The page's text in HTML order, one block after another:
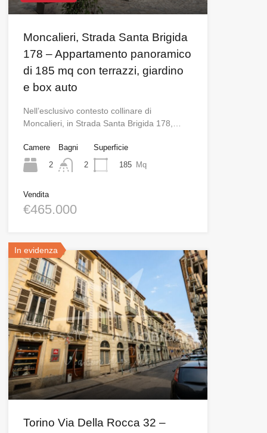
Moncalieri, Strada Santa Brigida
178 – Appartamento panoramico
di 185 mq con terrazzi, giardino
e box auto
Nell’esclusivo contesto collinare di
Moncalieri, in Strada Santa Brigida 178,…
Camere
2
Bagni
2
Superficie
185
Mq
Vendita
€465.000
In evidenza
Torino Via Della Rocca 32 –